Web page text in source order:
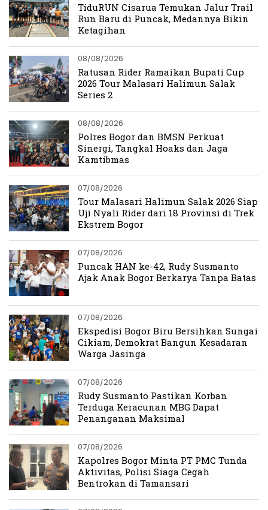
TiduRUN Cisarua Temukan Jalur Trail
Run Baru di Puncak, Medannya Bikin
Ketagihan
08/08/2026
Ratusan Rider Ramaikan Bupati Cup
2026 Tour Malasari Halimun Salak
Series 2
08/08/2026
Polres Bogor dan BMSN Perkuat
Sinergi, Tangkal Hoaks dan Jaga
Kamtibmas
07/08/2026
Tour Malasari Halimun Salak 2026 Siap
Uji Nyali Rider dari 18 Provinsi di Trek
Ekstrem Bogor
07/08/2026
Puncak HAN ke-42, Rudy Susmanto
Ajak Anak Bogor Berkarya Tanpa Batas
07/08/2026
Ekspedisi Bogor Biru Bersihkan Sungai
Cikiam, Demokrat Bangun Kesadaran
Warga Jasinga
07/08/2026
Rudy Susmanto Pastikan Korban
Terduga Keracunan MBG Dapat
Penanganan Maksimal
07/08/2026
Kapolres Bogor Minta PT PMC Tunda
Aktivitas, Polisi Siaga Cegah
Bentrokan di Tamansari